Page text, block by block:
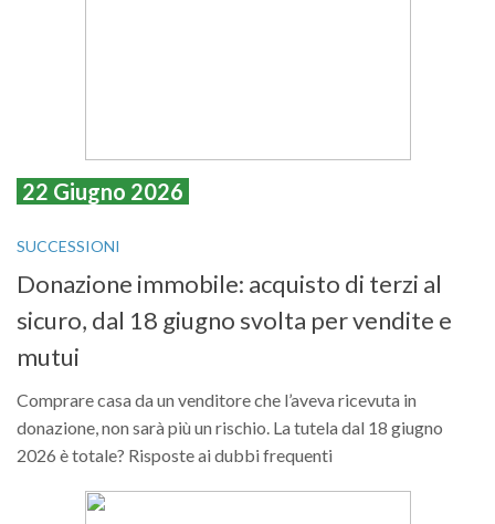
22 Giugno 2026
SUCCESSIONI
Donazione immobile: acquisto di terzi al
sicuro, dal 18 giugno svolta per vendite e
mutui
Comprare casa da un venditore che l’aveva ricevuta in
donazione, non sarà più un rischio. La tutela dal 18 giugno
2026 è totale? Risposte ai dubbi frequenti